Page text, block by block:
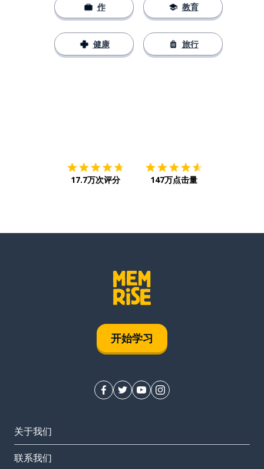
作
健康
教育
旅行
17.7万次评分 147万点击量
开始学习
关于我们
联系我们